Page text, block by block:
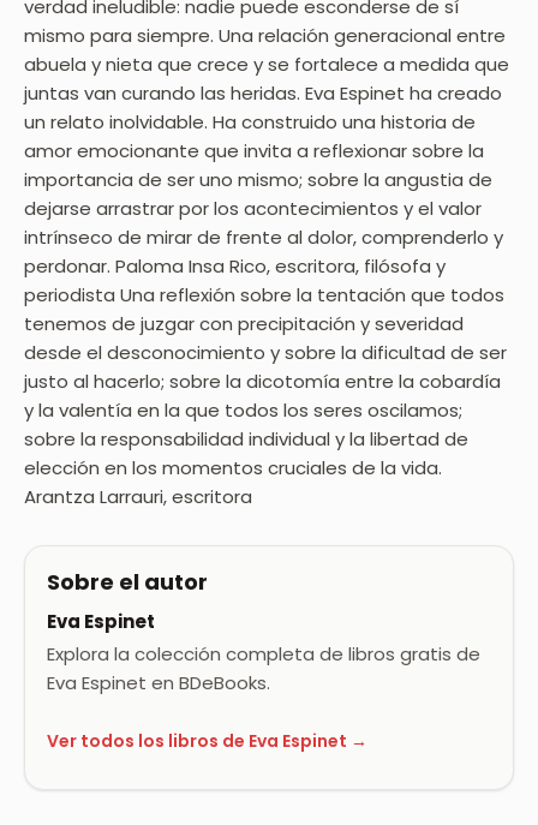
verdad ineludible: nadie puede esconderse de sí
mismo para siempre. Una relación generacional entre
abuela y nieta que crece y se fortalece a medida que
juntas van curando las heridas. Eva Espinet ha creado
un relato inolvidable. Ha construido una historia de
amor emocionante que invita a reflexionar sobre la
importancia de ser uno mismo; sobre la angustia de
dejarse arrastrar por los acontecimientos y el valor
intrínseco de mirar de frente al dolor, comprenderlo y
perdonar. Paloma Insa Rico, escritora, filósofa y
periodista Una reflexión sobre la tentación que todos
tenemos de juzgar con precipitación y severidad
desde el desconocimiento y sobre la dificultad de ser
justo al hacerlo; sobre la dicotomía entre la cobardía
y la valentía en la que todos los seres oscilamos;
sobre la responsabilidad individual y la libertad de
elección en los momentos cruciales de la vida.
Arantza Larrauri, escritora
Sobre el autor
Eva Espinet
Explora la colección completa de libros gratis de
Eva Espinet en BDeBooks.
Ver todos los libros de Eva Espinet →